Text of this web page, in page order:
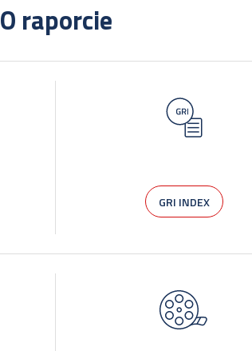
O raporcie
GRI INDEX